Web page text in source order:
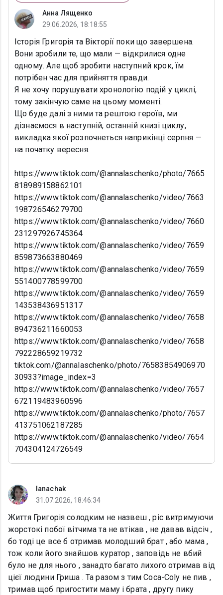
Анна Лященко
29.06.2026, 18:18:55
Історія Григорія та Вікторії поки що завершена.
Вони зробили те, що мали — відкрилися одне
одному. Але щоб зробити наступний крок, їм
потрібен час для прийняття правди.
Я не хочу порушувати хронологію подій у циклі,
тому закінчую саме на цьому моменті.
Що буде далі з ними та рештою героїв, ми
дізнаємося в наступній, останній книзі циклу,
викладка якої розпочнеться наприкінці серпня —
на початку вересня.
https://www.tiktok.com/@annalaschenko/photo/7665
818989158862101
https://www.tiktok.com/@annalaschenko/video/7663
198726546279700
https://www.tiktok.com/@annalaschenko/video/7660
231297926745364
https://www.tiktok.com/@annalaschenko/video/7659
859873663880469
https://www.tiktok.com/@annalaschenko/video/7659
551400778599700
https://www.tiktok.com/@annalaschenko/video/7659
143538436951317
https://www.tiktok.com/@annalaschenko/video/7658
894736211660053
https://www.tiktok.com/@annalaschenko/video/7658
792228659219732
tiktok.com/@annalaschenko/photo/76583854906970
30933?image_index=3
https://www.tiktok.com/@annalaschenko/video/7657
672119483960596
https://www.tiktok.com/@annalaschenko/photo/7657
413751062187285
https://www.tiktok.com/@annalaschenko/video/7654
704304124726549
lanachak
31.07.2026, 18:46:34
Життя Григорія солодким не назвеш , ріс витримуючи
жорстокі побої вітчима та не втікав , не давав відсіч ,
бо тоді це все б отримав молодший брат , або мама ,
тож коли його знайшов куратор , заповідь не вбий
було не для нього , занадто багато лихого отримав від
цієї людини Гриша . Та разом з тим Coca-Coly не пив ,
тримав щоб пригостити маму і брата , другу пику